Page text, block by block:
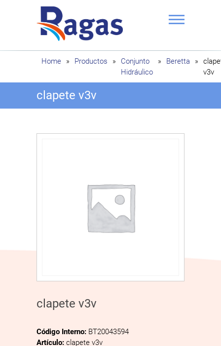
Ragas
Home » Productos »
Conjunto
Hidráulico
» Beretta »
v3v
clapete v3v
clapete v3v
Código Interno: BT20043594
Artículo: clapete v3v